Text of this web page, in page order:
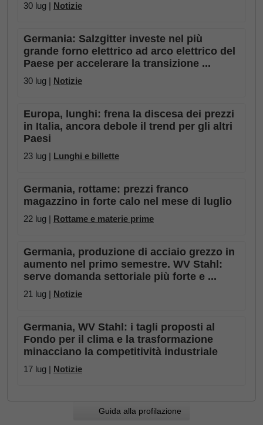
30 lug | Notizie
Germania: Salzgitter investe nel più
grande forno elettrico ad arco elettrico del
Paese per accelerare la transizione ...
30 lug | Notizie
Europa, lunghi: frena la discesa dei prezzi
in Italia, ancora debole il trend per gli altri
Paesi
23 lug | Lunghi e billette
Germania, rottame: prezzi franco
magazzino in forte calo nel mese di luglio
22 lug | Rottame e materie prime
Germania, produzione di acciaio grezzo in
aumento nel primo semestre. WV Stahl:
serve domanda settoriale più forte e ...
21 lug | Notizie
Germania, WV Stahl: i tagli proposti al
Fondo per il clima e la trasformazione
minacciano la competitività industriale
17 lug | Notizie
Guida alla profilazione